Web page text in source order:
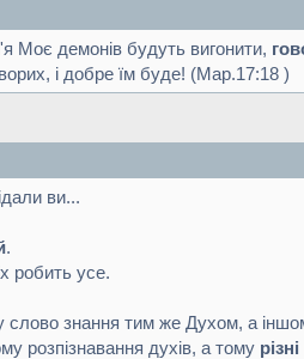
Моє демонів будуть вигонити,
і добре їм буде! (Мар.17:18 )
ви...
.
робить усе.
слово знання тим же Духом, а
розпізнавання духів, а тому